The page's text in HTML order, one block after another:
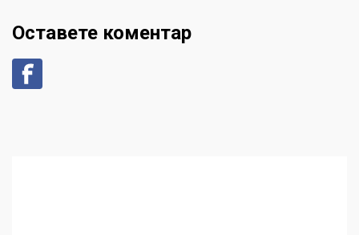
Оставете коментар